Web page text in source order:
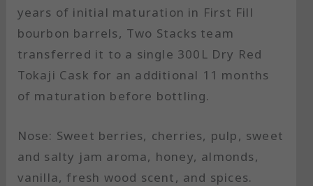
years of initial maturation in First Fill
bourbon barrels, Two Stacks team
transferred it to a single 300L Dry Red
Tokaji Cask for an additional 11 months
of maturation before bottling.
Nose: Sweet berries, cherries, pulp, sweet
and salty jam aroma, honey, almonds,
vanilla, fresh wood scent, and spices.